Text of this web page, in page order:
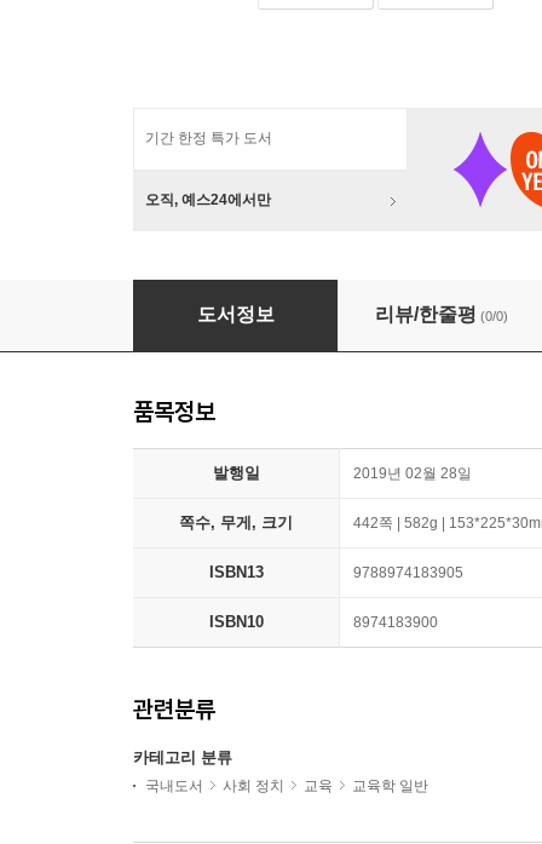
기간 한정 특가 도서
오직, 예스24에서만
초등도덕과 교육론
도서정보 리뷰/한줄평 (0/0)
품목정보
발행일 2019년 02월 28일
쪽수, 무게, 크기 442쪽 | 582g |
ISBN13 9788974183905
ISBN10 8974183900
관련분류
카테고리 분류
국내도서 사회 정치 교육 교육학 일반